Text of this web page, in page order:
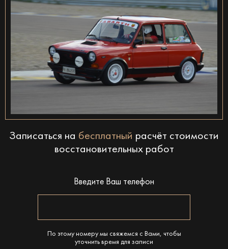
Записаться на бесплатный расчёт стоимости
восстановительных работ
Введите Ваш телефон
По этому номеру мы свяжемся с Вами, чтобы
уточнить время для записи